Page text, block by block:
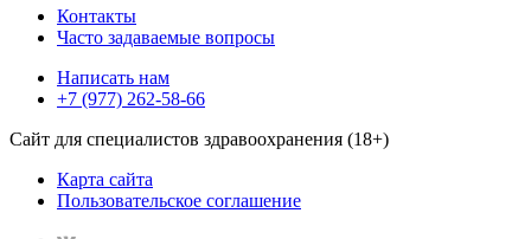
Контакты
Часто задаваемые вопросы
Написать нам
+7 (977) 262-58-66
Сайт для специалистов здравоохранения (18+)
Карта сайта
Пользовательское соглашение